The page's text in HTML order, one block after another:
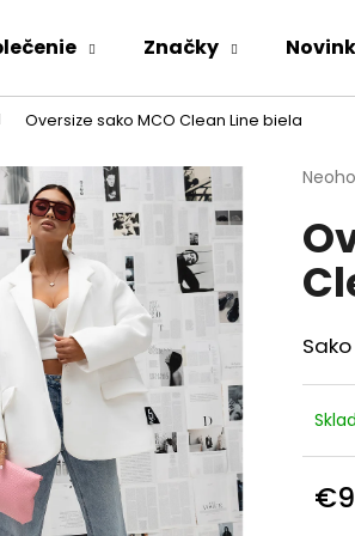
Značky
Oversize sako MCO Clean Line biela
je
0,0
z
Sako
nájsť?
HĽADAŤ
CALVI ĽAN - ZAVINOVACIE